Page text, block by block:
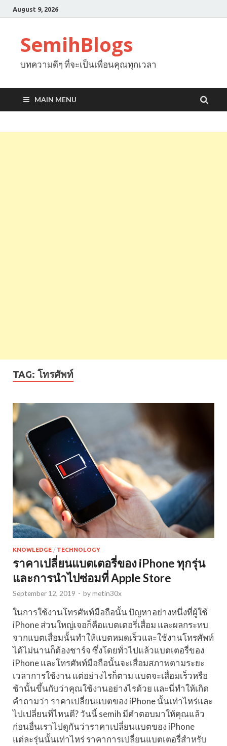
August 9, 2026
SemihBlogs
บทความดีๆ ที่จะเป็นเพื่อนคุณทุกเวลา
MAIN MENU
TAG: โทรศัพท์
KNOWLEDGE / TECHNOLOGY
ราคาเปลี่ยนแบตเตอรี่ของ iPhone ทุกรุ่น
และการนำไปซ่อมที่ Apple Store
September 12, 2019 - bymetin30x
ในการใช้งานโทรศัพท์มือถือนั้น ปัญหาอย่างหนึ่งที่ผู้ใช้
iPhone ส่วนใหญ่เจอก็คือแบตเตอรี่เสื่อม และผลกระทบ
จากแบตเสื่อมนั้นทำให้แบตหมดเร็วและใช้งานโทรศัพท์
ได้ไม่นานก็ต้องชาร์จ ซึ่งโดยทั่วไปแล้วแบตเตอรี่ของ
iPhone และโทรศัพท์มือถือนั้นจะเสื่อมสภาพตามระยะ
เวลาการใช้งาน แต่อย่างไรก็ตาม แบตจะเสื่อมเร็วหรือ
ช้านั้นขึ้นกับว่าคุณใช้งานอย่างไรด้วย และนี่ทำให้เกิด
คำถามว่า ราคาเปลี่ยนแบตของ iPhone นั้นเท่าไหร่และ
ไปเปลี่ยนที่ไหนดี? วันนี้ semih มีคำตอบมาให้คุณแล้ว
ก่อนอื่นเราไปดูกันว่าราคาเปลี่ยนแบตของ iPhone
แต่ละรุ่นนั้นเท่าไหร่ ราคาการเปลี่ยนแบตเตอรี่สำหรับ